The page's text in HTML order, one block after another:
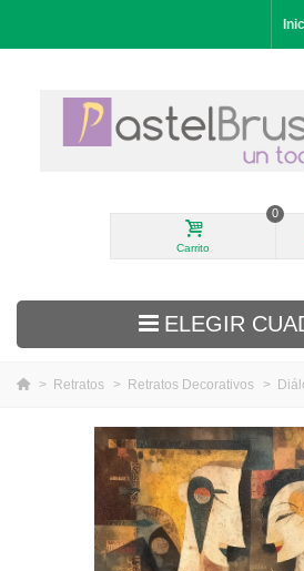
Carrito
0
ELEGIR
> Retratos > Retratos Decorativos >